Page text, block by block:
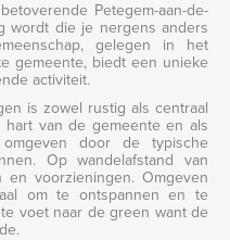
Petegem-aan-de-
wordt die je nergens anders
gelegen in het
gemeente, biedt een unieke
activiteit.
is zowel rustig als centraal
van de gemeente en als
door de typische
Op wandelafstand van
voorzieningen. Omgeven
om te ontspannen en te
voet naar de green want de